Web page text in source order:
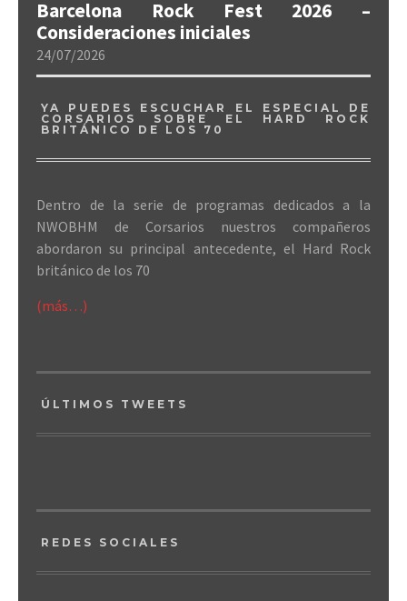
Barcelona Rock Fest 2026 –
Consideraciones iniciales
24/07/2026
YA PUEDES ESCUCHAR EL ESPECIAL DE
CORSARIOS SOBRE EL HARD ROCK
BRITÁNICO DE LOS 70
Dentro de la serie de programas dedicados a la
NWOBHM de Corsarios nuestros compañeros
abordaron su principal antecedente, el Hard Rock
británico de los 70
(más…)
ÚLTIMOS TWEETS
REDES SOCIALES